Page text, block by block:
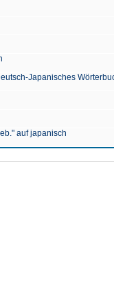
Japanisches
auf japanisch